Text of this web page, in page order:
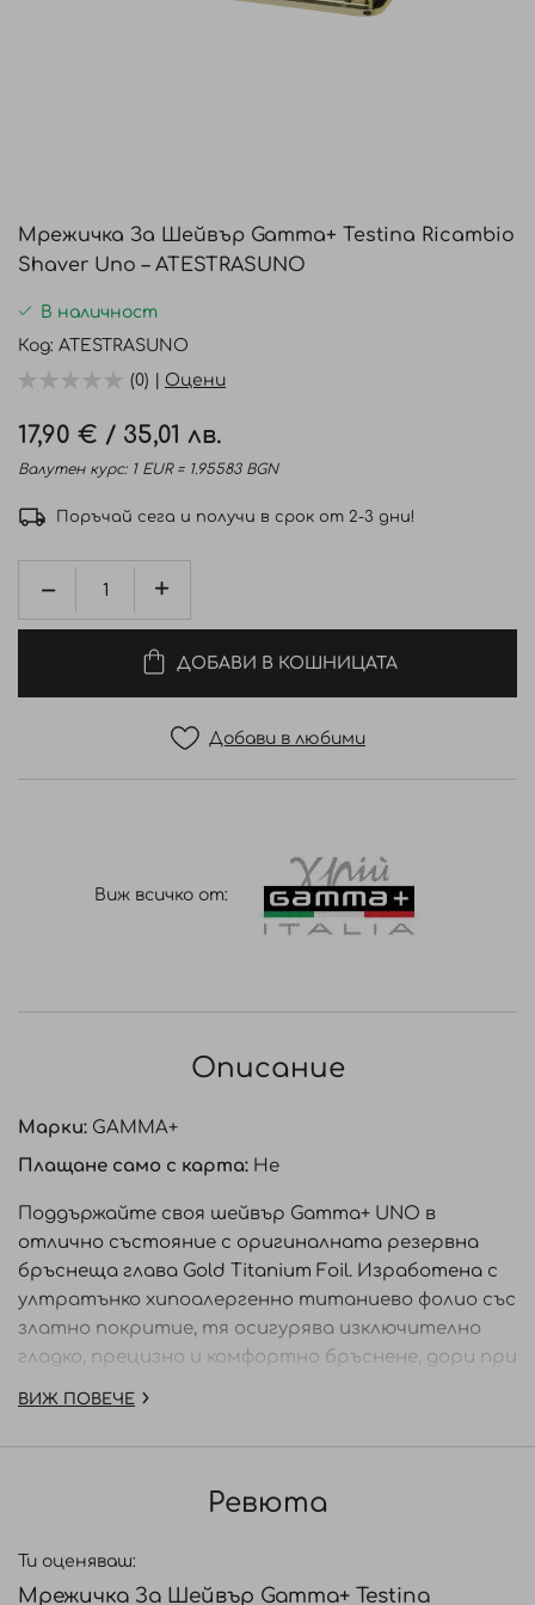
началото
на
галерия
със
Мрежичка За Шейвър Gamma+ Testina Ricambio
Shaver Uno – ATESTRASUNO
В наличност
Код ATESTRASUNO
(0) | Оцени
17,90 € / 35,01 лв.
Валутен курс: 1 EUR = 1.95583 BGN
Поръчай сега и получи в срок от 2-3 дни!
ДОБАВИ В КОШНИЦАТА
Добави в любими
Виж всичко от:
Описание
Марки: GAMMA+
Плащане само с карта: Не
Поддържайте своя шейвър Gamma+ UNO в
отлично състояние с оригиналната резервна
бръснеща глава Gold Titanium Foil. Изработена с
ултратънко хипоалергенно титаниево фолио със
златно покритие, тя осигурява изключително
гладко, прецизно и комфортно бръснене, дори при
премахване както на къси, така и на по-дълги
брада, контури и бръснене на скалпа.
ВИЖ ПОВЕЧЕ
Ревюта
Ти оценяваш:
Мрежичка За Шейвър Gamma+ Testina